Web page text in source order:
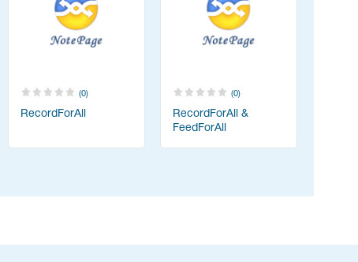
(0)
RecordForAll
(0)
RecordForAll &
FeedForAll